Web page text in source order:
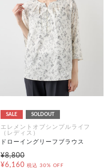
SALE SOLDOUT
エレメントオブシンプルライフ
（レディス）
ドローイングリーフブラウス
¥8,800
¥6,160 税込 30% OFF